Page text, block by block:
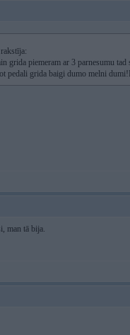
grida piemeram ar 3 parnesumu
pedali grida baigi dumo melni
man tā bija.